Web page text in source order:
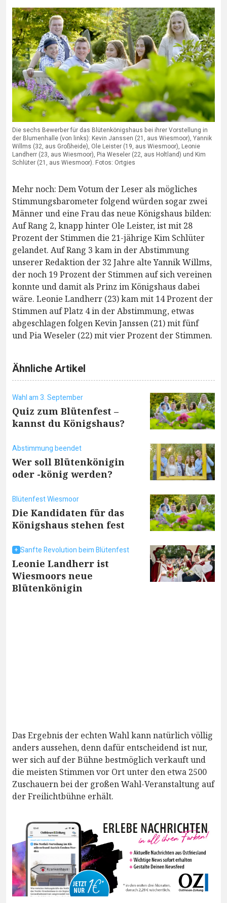
Die sechs Bewerber für das Blütenkönigshaus bei ihrer Vorstellung in
der Blumenhalle (von links): Kevin Janssen (21, aus Wiesmoor), Yannik
Willms (32, aus Großheide), Ole Leister (19, aus Wiesmoor), Leonie
Landherr (23, aus Wiesmoor), Pia Weseler (22, aus Holtland) und Kim
Schlüter (21, aus Wiesmoor). Fotos: Ortgies
Mehr noch: Dem Votum der Leser als mögliches
Stimmungsbarometer folgend würden sogar zwei
Männer und eine Frau das neue Königshaus bilden:
Auf Rang 2, knapp hinter Ole Leister, ist mit 28
Prozent der Stimmen die 21-jährige Kim Schlüter
gelandet. Auf Rang 3 kam in der Abstimmung
unserer Redaktion der 32 Jahre alte Yannik Willms,
der noch 19 Prozent der Stimmen auf sich vereinen
konnte und damit als Prinz im Königshaus dabei
wäre. Leonie Landherr (23) kam mit 14 Prozent der
Stimmen auf Platz 4 in der Abstimmung, etwas
abgeschlagen folgen Kevin Janssen (21) mit fünf
und Pia Weseler (22) mit vier Prozent der Stimmen.
Ähnliche Artikel
Wahl am 3. September
Quiz zum Blütenfest –
kannst du Königshaus?
Abstimmung beendet
Wer soll Blütenkönigin
oder -könig werden?
Blütenfest Wiesmoor
Die Kandidaten für das
Königshaus stehen fest
Sanfte Revolution beim Blütenfest
Leonie Landherr ist
Wiesmoors neue
Blütenkönigin
Das Ergebnis der echten Wahl kann natürlich völlig
anders aussehen, denn dafür entscheidend ist nur,
wer sich auf der Bühne bestmöglich verkauft und
die meisten Stimmen vor Ort unter den etwa 2500
Zuschauern bei der großen Wahl-Veranstaltung auf
der Freilichtbühne erhält.